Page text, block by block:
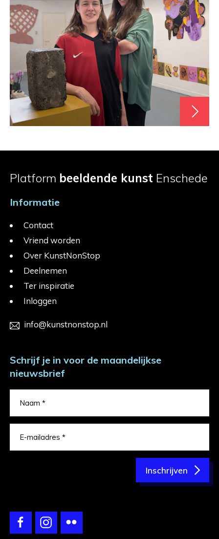
Platform beeldende kunst Enschede
Informatie
Contact
Vriend worden
Over KunstNonStop
Deelnemen
Ter inspiratie
Inloggen
info@kunstnonstop.nl
Schrijf je in voor de maandelijkse
nieuwsbrief
Inschrijven